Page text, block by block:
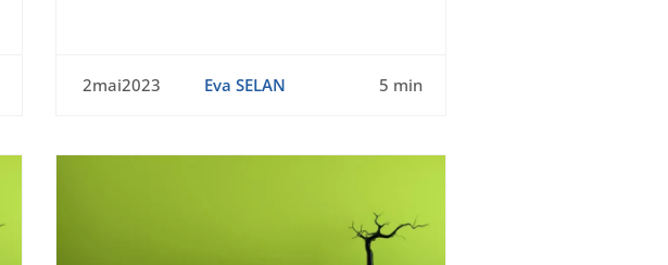
2mai2023 Eva SELAN 5 min